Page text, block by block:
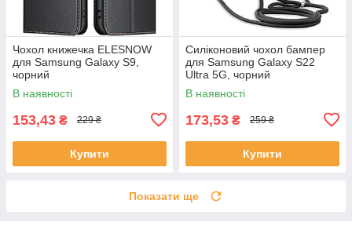
Чохол книжечка ELESNOW
для Samsung Galaxy S9,
чорний
В наявності
153,43 ₴ 229 ₴
Купити
Силіконовий чохол бампер
для Samsung Galaxy S22
Ultra 5G, чорний
В наявності
173,53 ₴ 259 ₴
Купити
Показати ще